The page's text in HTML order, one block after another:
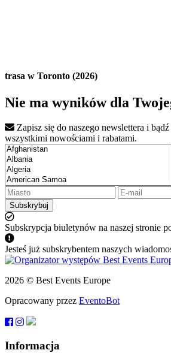
trasa w Toronto (2026)
Nie ma wyników dla
Zapisz się do naszego newslettera i
wszystkimi nowościami i rabatami.
Subskrybuj
Subskrypcja biuletynów na naszej stronie
Jesteś już subskrybentem naszych
2026 © Best Events Europe
Opracowany przez EventoBot
Informacja